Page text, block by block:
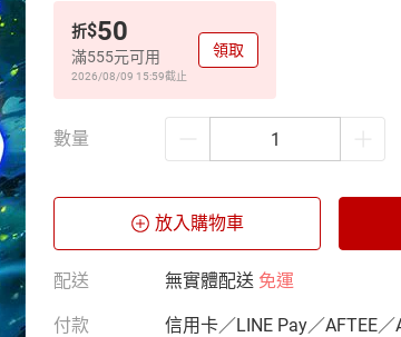
折$50
滿555元可用
2026/08/09 15:59截止
領取
數量
放入購物車
配送 無實體配送 免運
付款 信用卡／LINE Pay／AFTEE／